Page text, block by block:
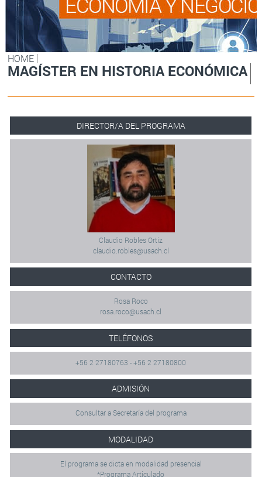
HOME
MAGÍSTER EN HISTORIA ECONÓMICA
DIRECTOR/A DEL PROGRAMA
Claudio Robles Ortiz
claudio.robles@usach.cl
CONTACTO
Rosa Roco
rosa.roco@usach.cl
TELÉFONOS
+56 2 27180763 - +56 2 27180800
ADMISIÓN
Consultar a Secretaría del programa
MODALIDAD
El programa se dicta en modalidad presencial
*Programa Articulado